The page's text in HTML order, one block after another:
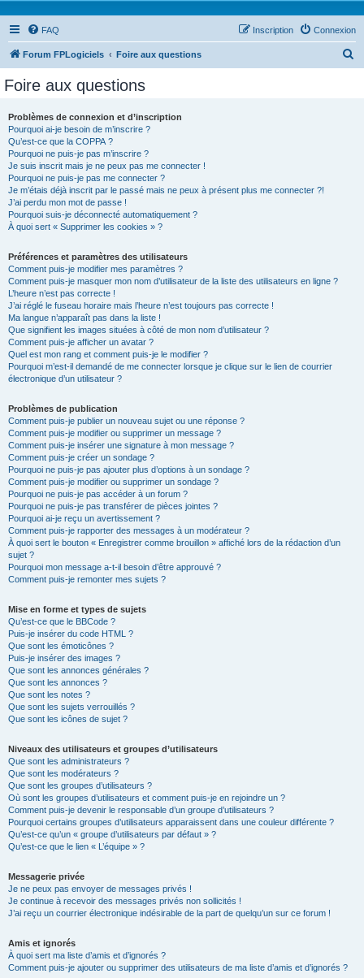
FAQ Connexion
Inscription
Forum FPLogiciels Foire aux questions
Foire aux questions
Problèmes de connexion et d’inscription
Pourquoi ai-je besoin de m’inscrire ?
Qu’est-ce que la COPPA ?
Pourquoi ne puis-je pas m’inscrire ?
Je suis inscrit mais je ne peux pas me connecter !
Pourquoi ne puis-je pas me connecter ?
Je m’étais déjà inscrit par le passé mais ne peux à présent plus me connecter ?!
J’ai perdu mon mot de passe !
Pourquoi suis-je déconnecté automatiquement ?
À quoi sert « Supprimer les cookies » ?
Préférences et paramètres des utilisateurs
Comment puis-je modifier mes paramètres ?
Comment puis-je masquer mon nom d’utilisateur de la liste des utilisateurs en ligne ?
L’heure n’est pas correcte !
J’ai réglé le fuseau horaire mais l’heure n’est toujours pas correcte !
Ma langue n’apparaît pas dans la liste !
Que signifient les images situées à côté de mon nom d’utilisateur ?
Comment puis-je afficher un avatar ?
Quel est mon rang et comment puis-je le modifier ?
Pourquoi m’est-il demandé de me connecter lorsque je clique sur le lien de courrier
électronique d’un utilisateur ?
Problèmes de publication
Comment puis-je publier un nouveau sujet ou une réponse ?
Comment puis-je modifier ou supprimer un message ?
Comment puis-je insérer une signature à mon message ?
Comment puis-je créer un sondage ?
Pourquoi ne puis-je pas ajouter plus d’options à un sondage ?
Comment puis-je modifier ou supprimer un sondage ?
Pourquoi ne puis-je pas accéder à un forum ?
Pourquoi ne puis-je pas transférer de pièces jointes ?
Pourquoi ai-je reçu un avertissement ?
Comment puis-je rapporter des messages à un modérateur ?
À quoi sert le bouton « Enregistrer comme brouillon » affiché lors de la rédaction d’un
sujet ?
Pourquoi mon message a-t-il besoin d’être approuvé ?
Comment puis-je remonter mes sujets ?
Mise en forme et types de sujets
Qu’est-ce que le BBCode ?
Puis-je insérer du code HTML ?
Que sont les émoticônes ?
Puis-je insérer des images ?
Que sont les annonces générales ?
Que sont les annonces ?
Que sont les notes ?
Que sont les sujets verrouillés ?
Que sont les icônes de sujet ?
Niveaux des utilisateurs et groupes d’utilisateurs
Que sont les administrateurs ?
Que sont les modérateurs ?
Que sont les groupes d’utilisateurs ?
Où sont les groupes d’utilisateurs et comment puis-je en rejoindre un ?
Comment puis-je devenir le responsable d’un groupe d’utilisateurs ?
Pourquoi certains groupes d’utilisateurs apparaissent dans une couleur différente ?
Qu’est-ce qu’un « groupe d’utilisateurs par défaut » ?
Qu’est-ce que le lien « L’équipe » ?
Messagerie privée
Je ne peux pas envoyer de messages privés !
Je continue à recevoir des messages privés non sollicités !
J’ai reçu un courrier électronique indésirable de la part de quelqu’un sur ce forum !
Amis et ignorés
À quoi sert ma liste d’amis et d’ignorés ?
Comment puis-je ajouter ou supprimer des utilisateurs de ma liste d’amis et d’ignorés ?